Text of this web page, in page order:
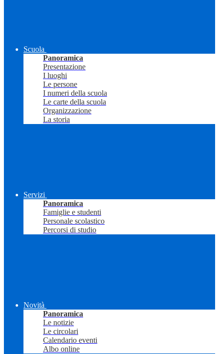
Scuola
Panoramica
Presentazione
I luoghi
Le persone
I numeri della scuola
Le carte della scuola
Organizzazione
La storia
Servizi
Panoramica
Famiglie e studenti
Personale scolastico
Percorsi di studio
Novità
Panoramica
Le notizie
Le circolari
Calendario eventi
Albo online